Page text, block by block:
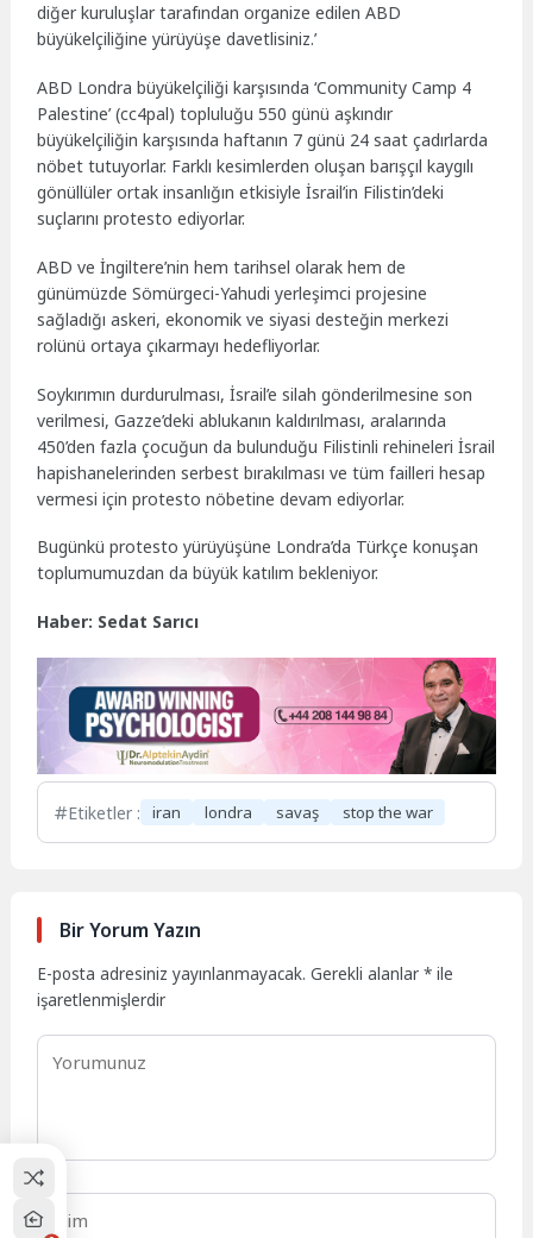
diğer kuruluşlar tarafından organize edilen ABD
büyükelçiliğine yürüyüşe davetlisiniz.’
ABD Londra büyükelçiliği karşısında ‘Community Camp 4
Palestine’ (cc4pal) topluluğu 550 günü aşkındır
büyükelçiliğin karşısında haftanın 7 günü 24 saat çadırlarda
nöbet tutuyorlar. Farklı kesimlerden oluşan barışçıl kaygılı
gönüllüler ortak insanlığın etkisiyle İsrail’in Filistin’deki
suçlarını protesto ediyorlar.
ABD ve İngiltere’nin hem tarihsel olarak hem de
günümüzde Sömürgeci-Yahudi yerleşimci projesine
sağladığı askeri, ekonomik ve siyasi desteğin merkezi
rolünü ortaya çıkarmayı hedefliyorlar.
Soykırımın durdurulması, İsrail’e silah gönderilmesine son
verilmesi, Gazze’deki ablukanın kaldırılması, aralarında
450’den fazla çocuğun da bulunduğu Filistinli rehineleri İsrail
hapishanelerinden serbest bırakılması ve tüm failleri hesap
vermesi için protesto nöbetine devam ediyorlar.
Bugünkü protesto yürüyüşüne Londra’da Türkçe konuşan
toplumumuzdan da büyük katılım bekleniyor.
Haber: Sedat Sarıcı
Etiketler : iran londra savaş stop the war
Bir Yorum Yazın
E-posta adresiniz yayınlanmayacak. Gerekli alanlar* ile
işaretlenmişlerdir